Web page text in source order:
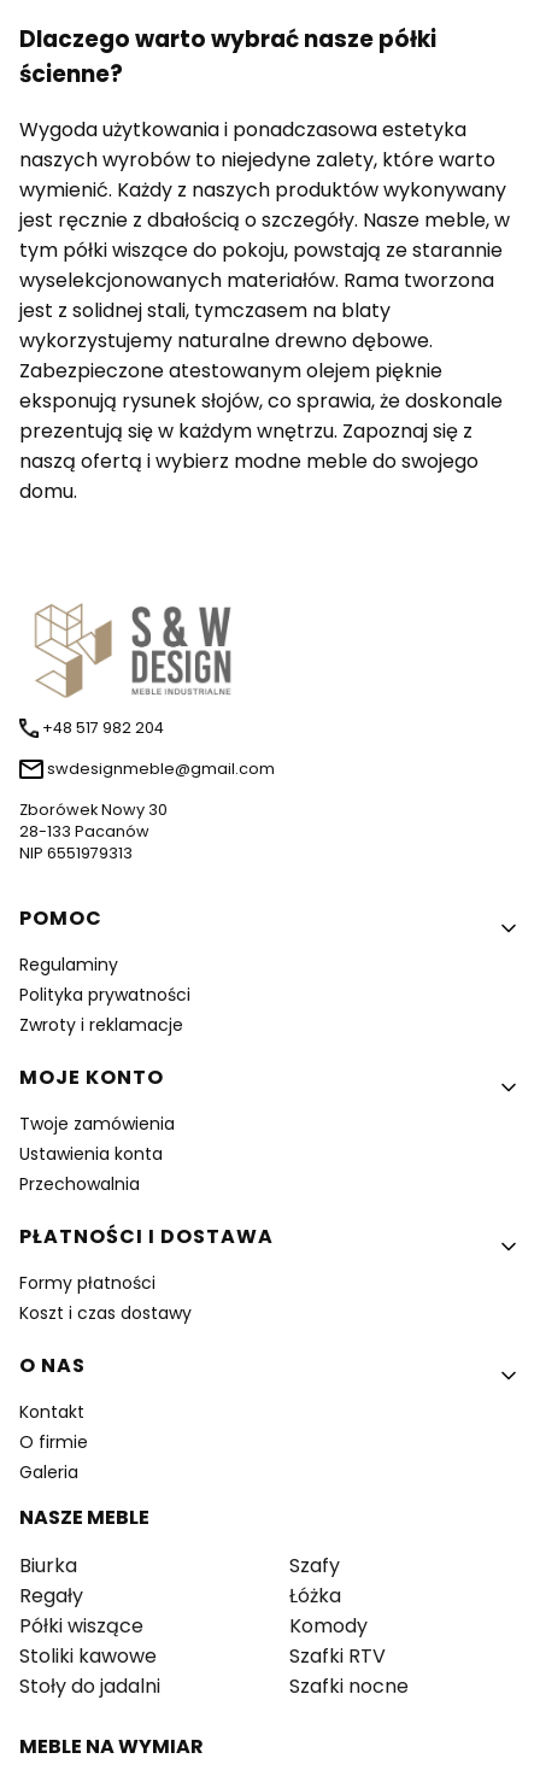
Dlaczego warto wybrać nasze półki
ścienne?
Wygoda użytkowania i ponadczasowa estetyka
naszych wyrobów to niejedyne zalety, które warto
wymienić. Każdy z naszych produktów wykonywany
jest ręcznie z dbałością o szczegóły. Nasze meble, w
tym półki wiszące do pokoju, powstają ze starannie
wyselekcjonowanych materiałów. Rama tworzona
jest z solidnej stali, tymczasem na blaty
wykorzystujemy naturalne drewno dębowe.
Zabezpieczone atestowanym olejem pięknie
eksponują rysunek słojów, co sprawia, że doskonale
prezentują się w każdym wnętrzu. Zapoznaj się z
naszą ofertą i wybierz modne meble do swojego
domu.
+48 517 982 204
swdesignmeble@gmail.com
Zborówek Nowy 30
28-133 Pacanów
NIP 6551979313
Linki w stopce
POMOC
Regulaminy
Polityka prywatności
Zwroty i reklamacje
MOJE KONTO
Twoje zamówienia
Ustawienia konta
Przechowalnia
PŁATNOŚCI I DOSTAWA
Formy płatności
Koszt i czas dostawy
O NAS
Kontakt
O firmie
Galeria
NASZE MEBLE
Biurka
Regały
Półki wiszące
Stoliki kawowe
Stoły do jadalni
Szafy
Łóżka
Komody
Szafki RTV
Szafki nocne
MEBLE NA WYMIAR